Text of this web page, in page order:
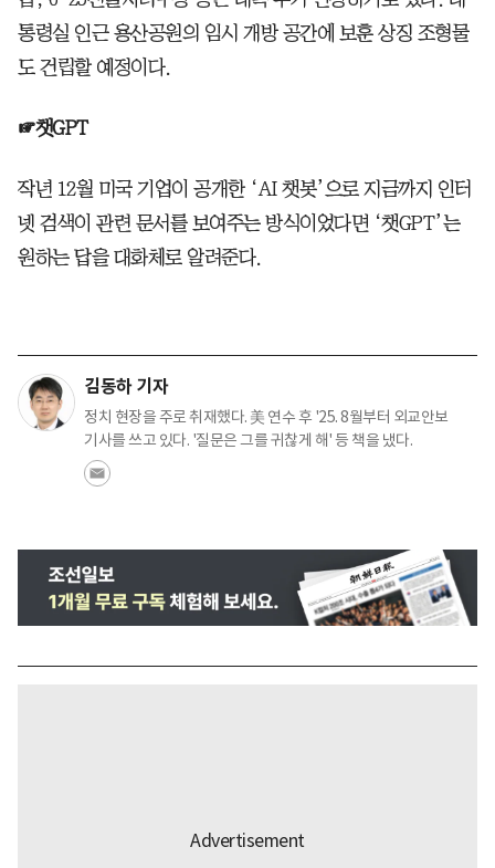
통령실 인근 용산공원의 임시 개방 공간에 보훈 상징 조형물
도 건립할 예정이다.
☞챗GPT
작년 12월 미국 기업이 공개한 ‘AI 챗봇’으로 지금까지 인터
넷 검색이 관련 문서를 보여주는 방식이었다면 ‘챗GPT’는
원하는 답을 대화체로 알려준다.
김동하 기자
정치 현장을 주로 취재했다. 美 연수 후 '25. 8월부터 외교안보
기사를 쓰고 있다. '질문은 그를 귀찮게 해' 등 책을 냈다.